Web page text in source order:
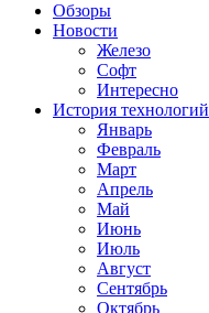
Обзоры
Новости
Железо
Софт
Интересно
История технологий
Январь
Февраль
Март
Апрель
Май
Июнь
Июль
Август
Сентябрь
Октябрь